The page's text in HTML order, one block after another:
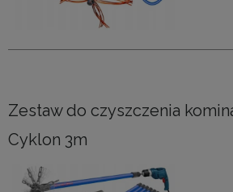
Zestaw do czyszczenia
Cyklon 3m